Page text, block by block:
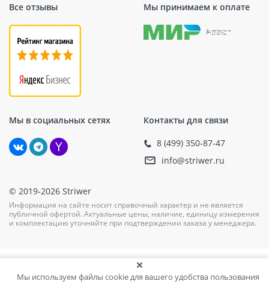
Все отзывы Мы принимаем к оплате
Мы в социальных сетях Контакты для связи
8 (499) 350-87-47
info@striwer.ru
© 2019-2026 Striwer
Информация на сайте носит справочный характер и не является
публичной офертой. Актуальные цены, наличие, единицу измерения
и комплектацию уточняйте при подтверждении заказа у менеджера.
Мы используем файлы cookie для вашего удобства пользования